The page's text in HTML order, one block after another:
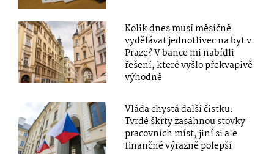
Kolik dnes musí měsíčně
vydělávat jednotlivec na byt v
Praze? V bance mi nabídli
řešení, které vyšlo překvapivě
výhodně
Vláda chystá další čistku:
Tvrdé škrty zasáhnou stovky
pracovních míst, jiní si ale
finančně výrazně polepší